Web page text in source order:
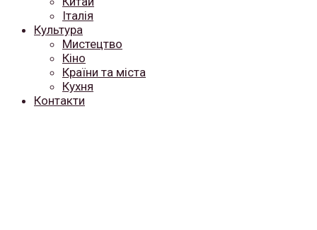
Італія
Культура
Мистецтво
Кіно
Країни та міста
Кухня
Контакти